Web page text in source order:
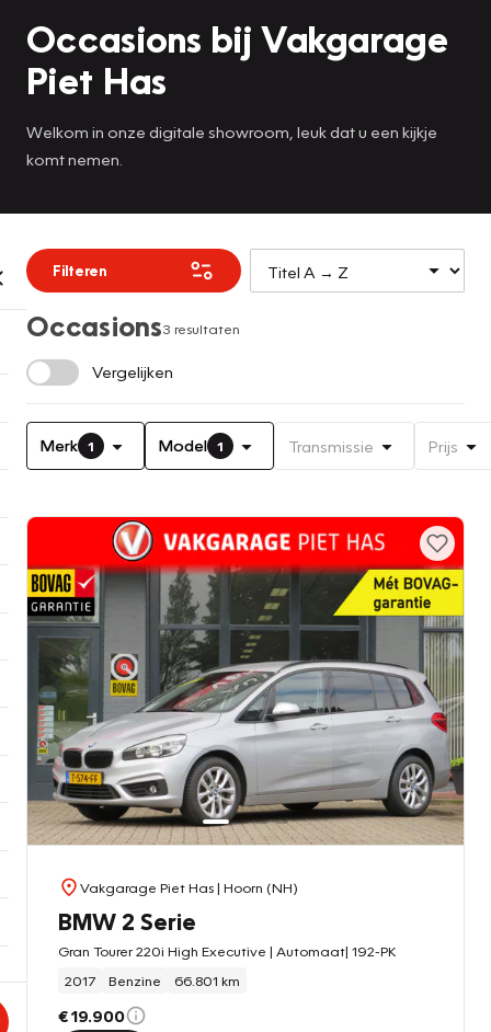
Occasions bij Vakgarage
Piet Has
Welkom in onze digitale showroom, leuk dat u een kijkje
komt nemen.
Filteren
Occasions3 resultaten
Vergelijken
Merk 1 Model 1 Transmissie Prijs
Vakgarage Piet Has| Hoorn (NH)
BMW 2 Serie
Gran Tourer 220i High Executive | Automaat| 192-PK
2017
Benzine 66.801 km
€ 19.900